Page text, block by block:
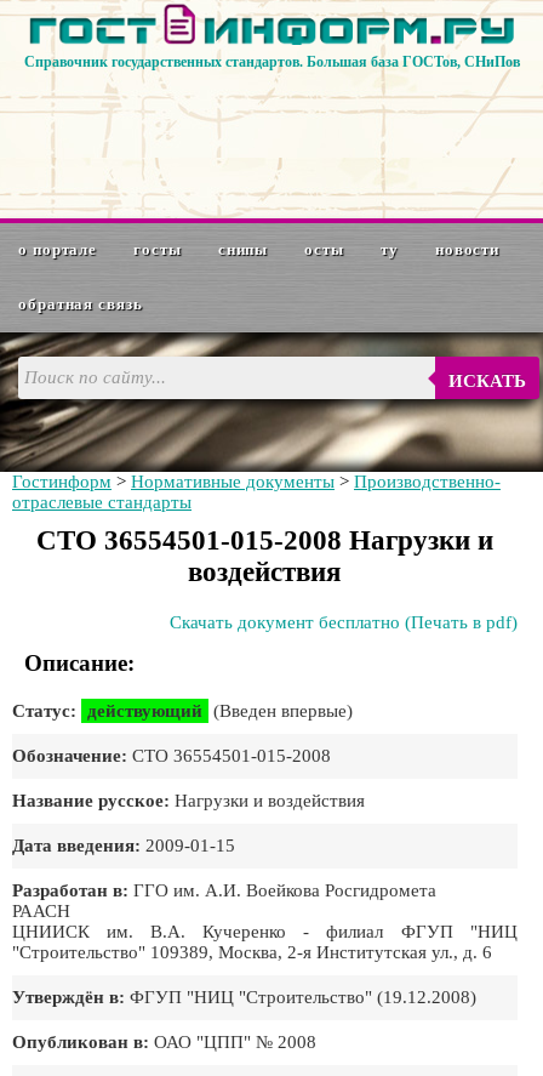
Справочник государственных стандартов. Большая база ГОСТов, СНиПов
о портале госты снипы осты ту новости
обратная связь
ИСКАТЬ
Гостинформ > Нормативные документы > Производственно-
отраслевые стандарты
СТО 36554501-015-2008 Нагрузки и
воздействия
Скачать документ бесплатно (Печать в pdf)
Описание:
Статус: действующий (Введен впервые)
Обозначение: СТО 36554501-015-2008
Название русское: Нагрузки и воздействия
Дата введения: 2009-01-15
Разработан в: ГГО им. А.И. Воейкова Росгидромета
РААСН
ЦНИИСК им. В.А. Кучеренко - филиал ФГУП "НИЦ
"Строительство" 109389, Москва, 2-я Институтская ул., д. 6
Утверждён в: ФГУП "НИЦ "Строительство" (19.12.2008)
Опубликован в: ОАО "ЦПП" № 2008